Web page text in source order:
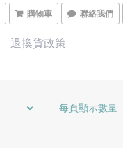
購物車 聯絡我們
退換貨政策